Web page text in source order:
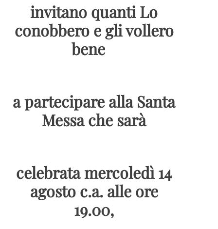
invitano quanti Lo
conobbero e gli vollero
bene
a partecipare alla Santa
Messa che sarà
celebrata mercoledì 14
agosto c.a. alle ore
19.00,